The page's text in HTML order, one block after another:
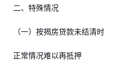
二、特殊情况
（一）按揭房贷款未结清时
正常情况难以再抵押